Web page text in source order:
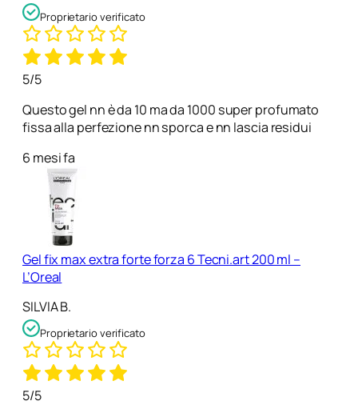
Proprietario verificato
5/5
Questo gel nn è da 10 ma da 1000 super profumato
fissa alla perfezione nn sporca e nn lascia residui
6 mesi fa
Gel fix max extra forte forza 6 Tecni.art 200 ml –
L’Oreal
SILVIA B.
Proprietario verificato
5/5